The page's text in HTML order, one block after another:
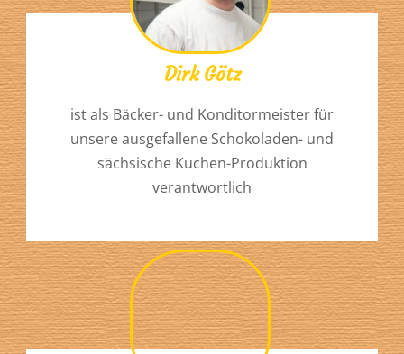
Dirk Götz
ist als Bäcker- und Konditormeister für
unsere ausgefallene Schokoladen- und
sächsische Kuchen-Produktion
verantwortlich